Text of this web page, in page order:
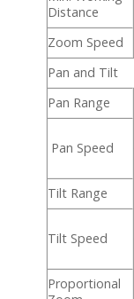
Distance
Zoom Speed
Pan and Tilt
Pan Range
Pan Speed
Tilt Range
Tilt Speed
Proportional